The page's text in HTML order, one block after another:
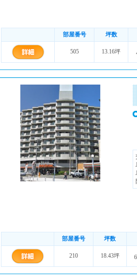
部屋番号 坪数
505 13.16坪
部屋番号 坪数
210 18.43坪